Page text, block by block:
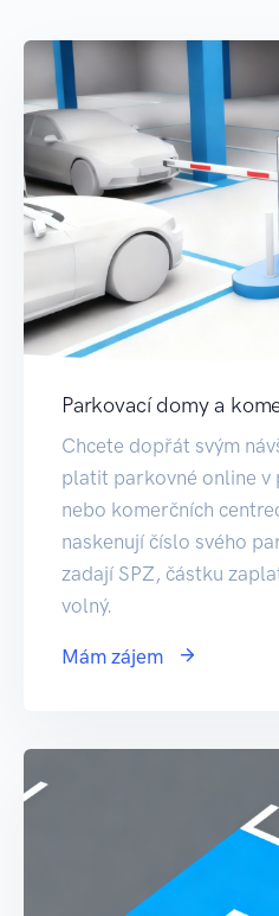
Parkovací domy a
Chcete dopřát svým
platit parkovné online v
nebo komerčních
naskenují číslo svého
zadají SPZ, částku
volný.
Mám zájem